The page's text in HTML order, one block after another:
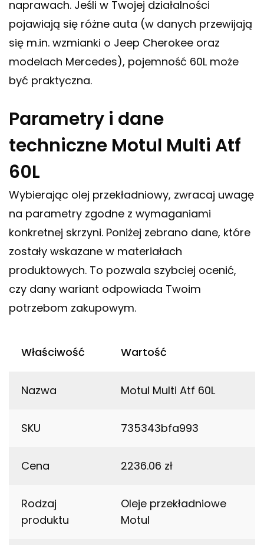
naprawach. Jeśli w Twojej działalności
pojawiają się różne auta (w danych przewijają
się m.in. wzmianki o Jeep Cherokee oraz
modelach Mercedes), pojemność 60L może
być praktyczna.
Parametry i dane
techniczne Motul Multi Atf
60L
Wybierając olej przekładniowy, zwracaj uwagę
na parametry zgodne z wymaganiami
konkretnej skrzyni. Poniżej zebrano dane, które
zostały wskazane w materiałach
produktowych. To pozwala szybciej ocenić,
czy dany wariant odpowiada Twoim
potrzebom zakupowym.
Właściwość Wartość
Nazwa Motul Multi Atf 60L
SKU 735343bfa993
Cena 2236.06 zł
Rodzaj
produktu
Oleje przekładniowe
Motul